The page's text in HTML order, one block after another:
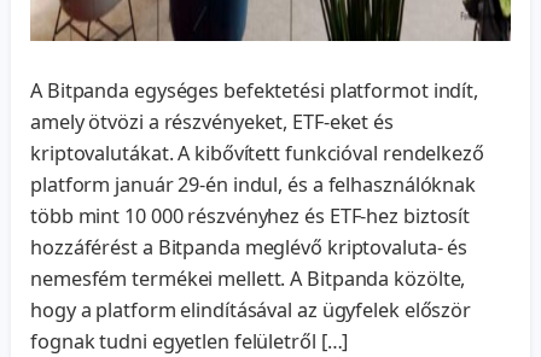
A Bitpanda egységes befektetési platformot indít,
amely ötvözi a részvényeket, ETF-eket és
kriptovalutákat. A kibővített funkcióval rendelkező
platform január 29-én indul, és a felhasználóknak
több mint 10 000 részvényhez és ETF-hez biztosít
hozzáférést a Bitpanda meglévő kriptovaluta- és
nemesfém termékei mellett. A Bitpanda közölte,
hogy a platform elindításával az ügyfelek először
fognak tudni egyetlen felületről […]